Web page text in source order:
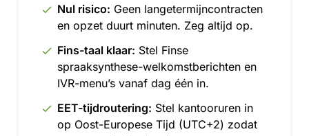
Nul risico: Geen langetermijncontracten
en opzet duurt minuten. Zeg altijd op.
Fins-taal klaar: Stel Finse
spraaksynthese-welkomstberichten en
IVR-menu’s vanaf dag één in.
EET-tijdroutering: Stel kantooruren in
op Oost-Europese Tijd (UTC+2) zodat